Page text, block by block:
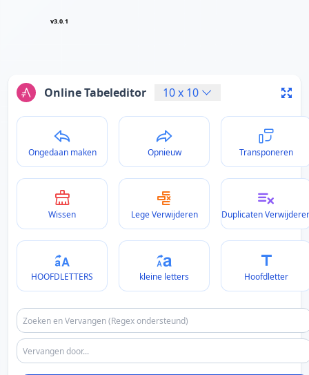
v3.0.1
Online Tabeleditor 10x 10
Ongedaan maken Opnieuw Transponeren
Wissen Lege Verwijderen Duplicaten
HOOFDLETTERS kleine letters Hoofdletter